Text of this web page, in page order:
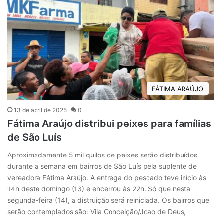
FÁTIMA ARAÚJO
13 de abril de 2025 0
Fátima Araújo distribui peixes para famílias
de São Luís
Aproximadamente 5 mil quilos de peixes serão distribuídos
durante a semana em bairros de São Luís pela suplente de
vereadora Fátima Araújo. A entrega do pescado teve início às
14h deste domingo (13) e encerrou às 22h. Só que nesta
segunda-feira (14), a distruição será reiniciada. Os bairros que
serão contemplados são: Vila Conceição/Joao de Deus,